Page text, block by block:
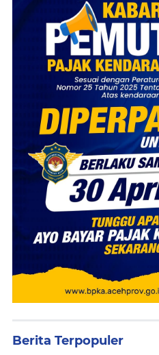
Berita Terpopuler